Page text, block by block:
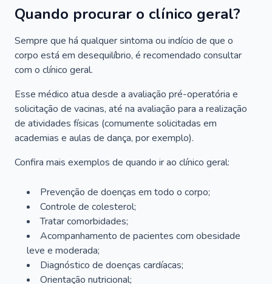
Quando procurar o clínico geral?
Sempre que há qualquer sintoma ou indício de que o
corpo está em desequilíbrio, é recomendado consultar
com o clínico geral.
Esse médico atua desde a avaliação pré-operatória e
solicitação de vacinas, até na avaliação para a realização
de atividades físicas (comumente solicitadas em
academias e aulas de dança, por exemplo).
Confira mais exemplos de quando ir ao clínico geral:
Prevenção de doenças em todo o corpo;
Controle de colesterol;
Tratar comorbidades;
Acompanhamento de pacientes com obesidade
leve e moderada;
Diagnóstico de doenças cardíacas;
Orientação nutricional;